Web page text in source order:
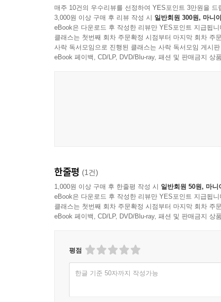
매주 10건의 우수리뷰를 선정하여 YES포인트 3만원을 드
3,000원 이상 구매 후 리뷰 작성 시 일반회원 300원, 마니
eBook은 다운로드 후 작성한 리뷰만 YES포인트 지급됩니
클래스는 첫번째 회차 주문확정 시점부터 마지막 회차 주
사락 독서모임으로 진행된 클래스는 사락 독서모임 게시
eBook 페이백, CD/LP, DVD/Blu-ray, 패션 및 판매금지 상
한줄평 (1건)
1,000원 이상 구매 후 한줄평 작성 시 일반회원 50원, 마니
eBook은 다운로드 후 작성한 리뷰만 YES포인트 지급됩니
클래스는 첫번째 회차 주문확정 시점부터 마지막 회차 주
eBook 페이백, CD/LP, DVD/Blu-ray, 패션 및 판매금지 상
평점
한글 기준 50자까지 작성가능